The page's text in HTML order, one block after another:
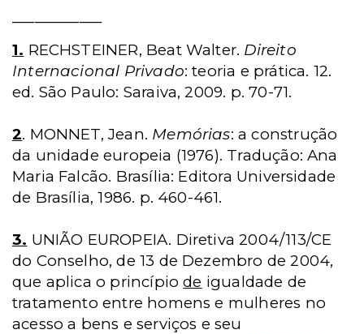
1. RECHSTEINER, Beat Walter. Direito
Internacional Privado: teoria e prática. 12.
ed. São Paulo: Saraiva, 2009. p. 70-71.
2. MONNET, Jean. Memórias: a construção
da unidade europeia (1976). Tradução: Ana
Maria Falcão. Brasília: Editora Universidade
de Brasília, 1986. p. 460-461.
3. UNIÃO EUROPEIA. Diretiva 2004/113/CE
do Conselho, de 13 de Dezembro de 2004,
que aplica o princípiode igualdade de
tratamento entre homens e mulheres no
acesso a bens e serviços e seu